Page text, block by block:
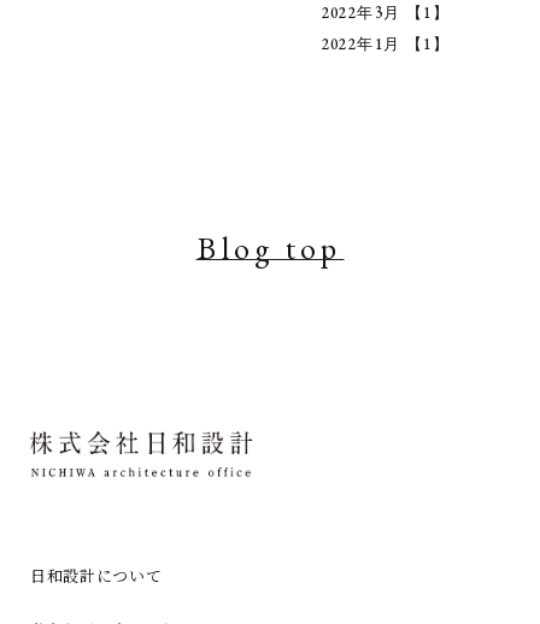
2022年3月
【1】
2022年1月
【1】
Blog top
日和設計について